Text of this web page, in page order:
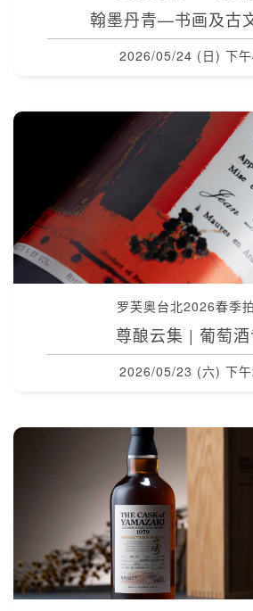
翰墨丹青—书画及古
2026/05/24 (日) 下
罗芙奥台北2026春季
尊酿云集 | 葡萄
2026/05/23 (六) 下